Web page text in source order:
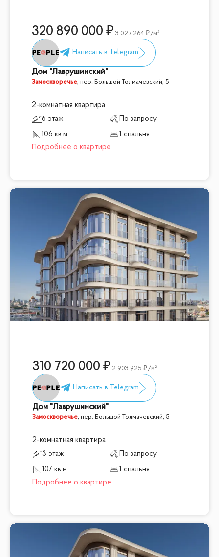
320 890 000 3 027 264 /м²
Дом "Лаврушинский"
Замоскворечье, пер. Большой Толмачевский, 5
2-комнатная квартира
6 этаж
По запросу
106 кв.м
1 спальня
310 720 000 2 903 925 /м²
Дом "Лаврушинский"
Замоскворечье, пер. Большой Толмачевский, 5
2-комнатная квартира
3 этаж
По запросу
107 кв.м
1 спальня